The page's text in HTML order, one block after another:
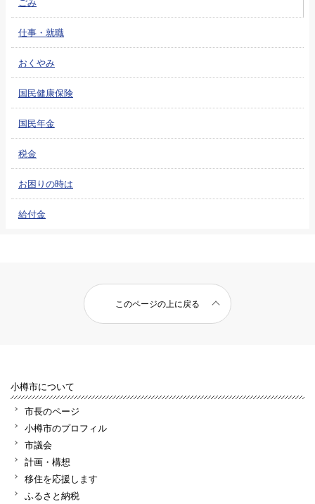
仕事・就職
おくやみ
国民健康保険
国民年金
税金
お困りの時は
給付金
このページの上に戻る
小樽市について
市長のページ
小樽市のプロフィル
市議会
計画・構想
移住を応援します
ふるさと納税